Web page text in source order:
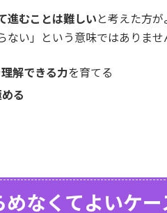
進むことは難しい と考えた方
い」という意味ではありませ
解できる力を育てる
る
なくてよいケー